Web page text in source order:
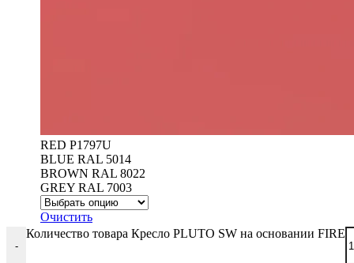
RED P1797U
BLUE RAL 5014
BROWN RAL 8022
GREY RAL 7003
Очистить
-
Количество товара Кресло PLUTO SW на основании FIRE